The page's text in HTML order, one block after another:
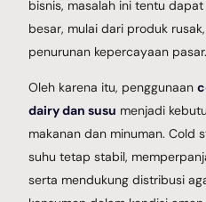
bisnis, masalah ini tentu
besar, mulai dari produk
penurunan kepercayaan pasar.
Oleh karena itu, penggunaan
dairy dan susu menjadi
makanan dan minuman. Cold
suhu tetap stabil,
serta mendukung distribusi